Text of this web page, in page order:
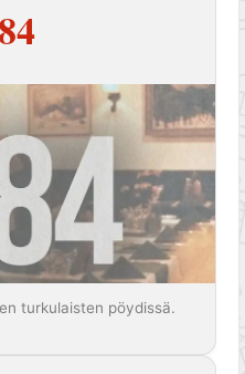
turkulaisten pöydissä.